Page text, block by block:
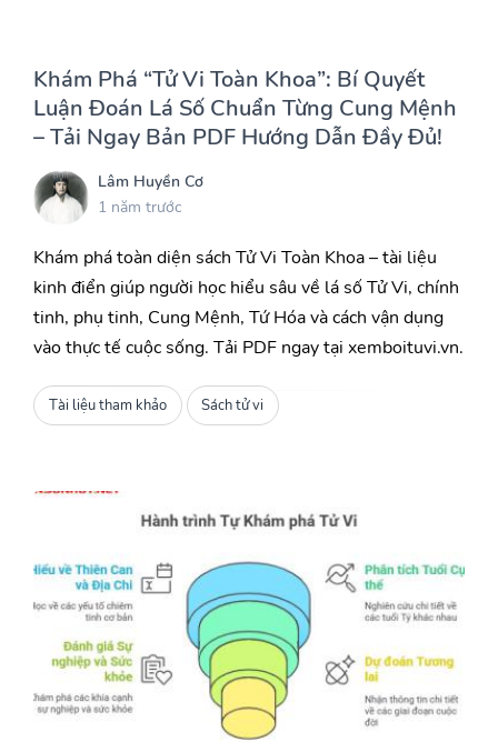
Khám Phá “Tử Vi Toàn Khoa”: Bí Quyết
Luận Đoán Lá Số Chuẩn Từng Cung Mệnh
– Tải Ngay Bản PDF Hướng Dẫn Đầy Đủ!
Lâm Huyền Cơ
1 năm trước
Khám phá toàn diện sách Tử Vi Toàn Khoa – tài liệu
kinh điển giúp người học hiểu sâu về lá số Tử Vi, chính
tinh, phụ tinh, Cung Mệnh, Tứ Hóa và cách vận dụng
vào thực tế cuộc sống. Tải PDF ngay tại xemboituvi.vn.
Tài liệu tham khảo Sách tử vi